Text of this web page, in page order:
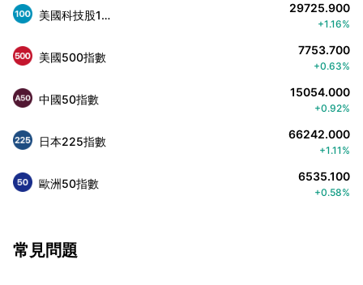
美國科技股100指數 29725.900
+1.16%
美國500指數 7753.700
+0.63%
中國50指數 15054.000
+0.92%
日本225指數 66242.000
+1.11%
歐洲50指數 6535.100
+0.58%
常見問題